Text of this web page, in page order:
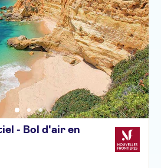
- Bol d'air en